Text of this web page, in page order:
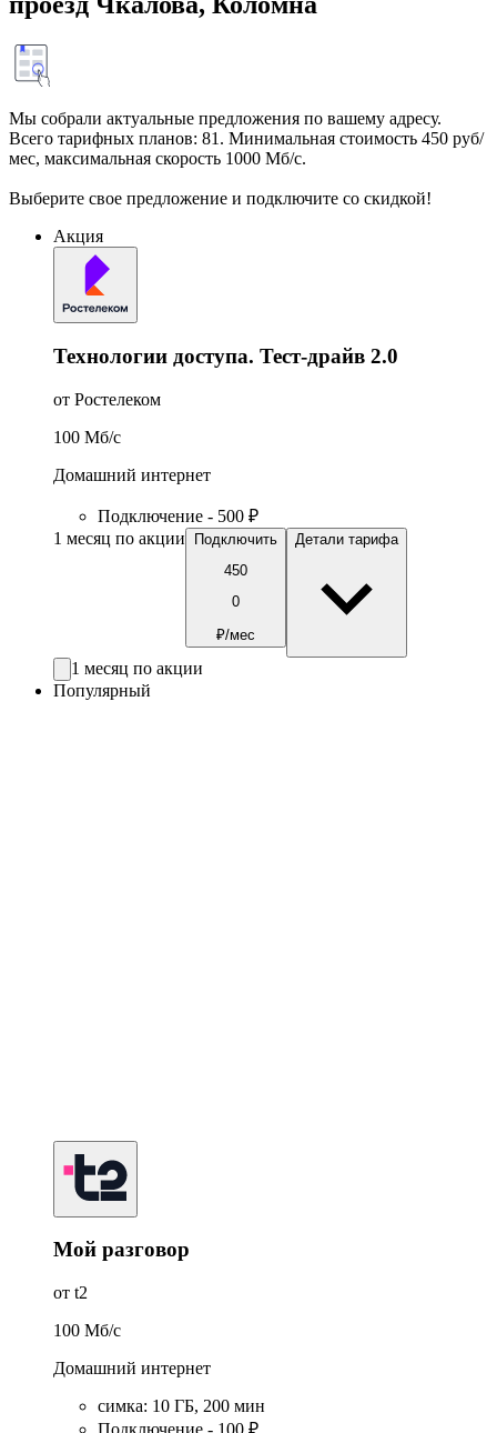
Мы собрали актуальные предложения по вашему адресу.
Всего тарифных планов: 81. Минимальная стоимость 450 руб/
мес, максимальная скорость 1000 Мб/с.
Выберите свое предложение и подключите со скидкой!
Акция
Технологии доступа. Тест-драйв 2.0
от Ростелеком
100 Мб/c
Домашний интернет
Подключение - 500 ₽
1 месяц по акции
Подключить
450
0
₽/мес
Детали тарифа
1 месяц по акции
Популярный
Мой разговор
от t2
100 Мб/c
Домашний интернет
симка: 10 ГБ, 200 мин
Подключение - 100 ₽